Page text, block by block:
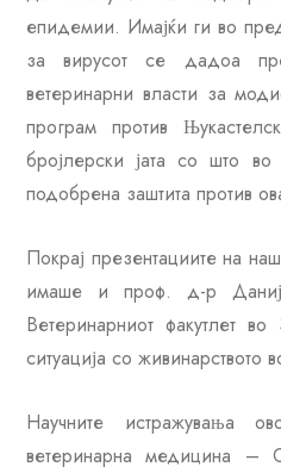
епидемии. Имајќи ги во
за вирусот се дадоа
ветеринарни власти за
програм против
бројлерски јата со што
подобрена заштита против
Покрај презентациите на
имаше и проф. д-р
Ветеринарниот факутлет
ситуација со живинарството
Научните истражувања
ветеринарна медицина –